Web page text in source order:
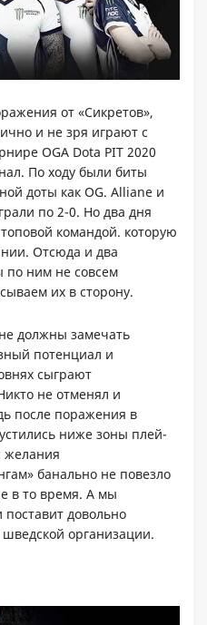
от «Сикретов»,
и не зря играют с
OGA Dota PIT 2020
По ходу были биты
доты как OG. Alliane и
по 2-0. Но два дня
командой. которую
Отсюда и два
по ним не совсем
их в сторону.
должны замечать
потенциал и
сыграют
не отменял и
после поражения в
ниже зоны плей-
желания
банально не повезло
в то время. А мы
поставит довольно
организации.